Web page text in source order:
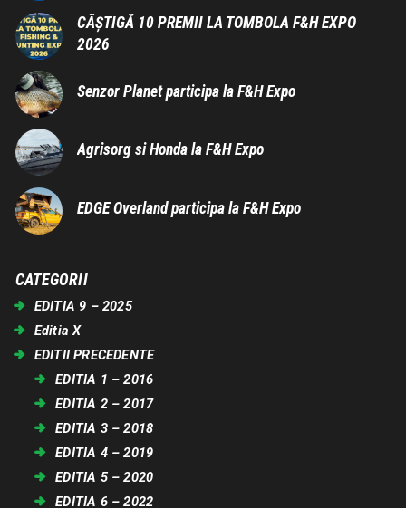
CÂȘTIGĂ 10 PREMII LA TOMBOLA F&H EXPO
2026
Senzor Planet participa la F&H Expo
Agrisorg si Honda la F&H Expo
EDGE Overland participa la F&H Expo
CATEGORII
EDITIA 9 – 2025
Editia X
EDITII PRECEDENTE
EDITIA 1 – 2016
EDITIA 2 – 2017
EDITIA 3 – 2018
EDITIA 4 – 2019
EDITIA 5 – 2020
EDITIA 6 – 2022